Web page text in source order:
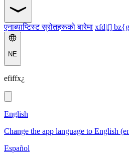
एनाब्याप्टिस्ट स्रोतहरूको बारेमा xfd|f] bz{g
NE
efiffx¿
English
Change the app language to English
Español